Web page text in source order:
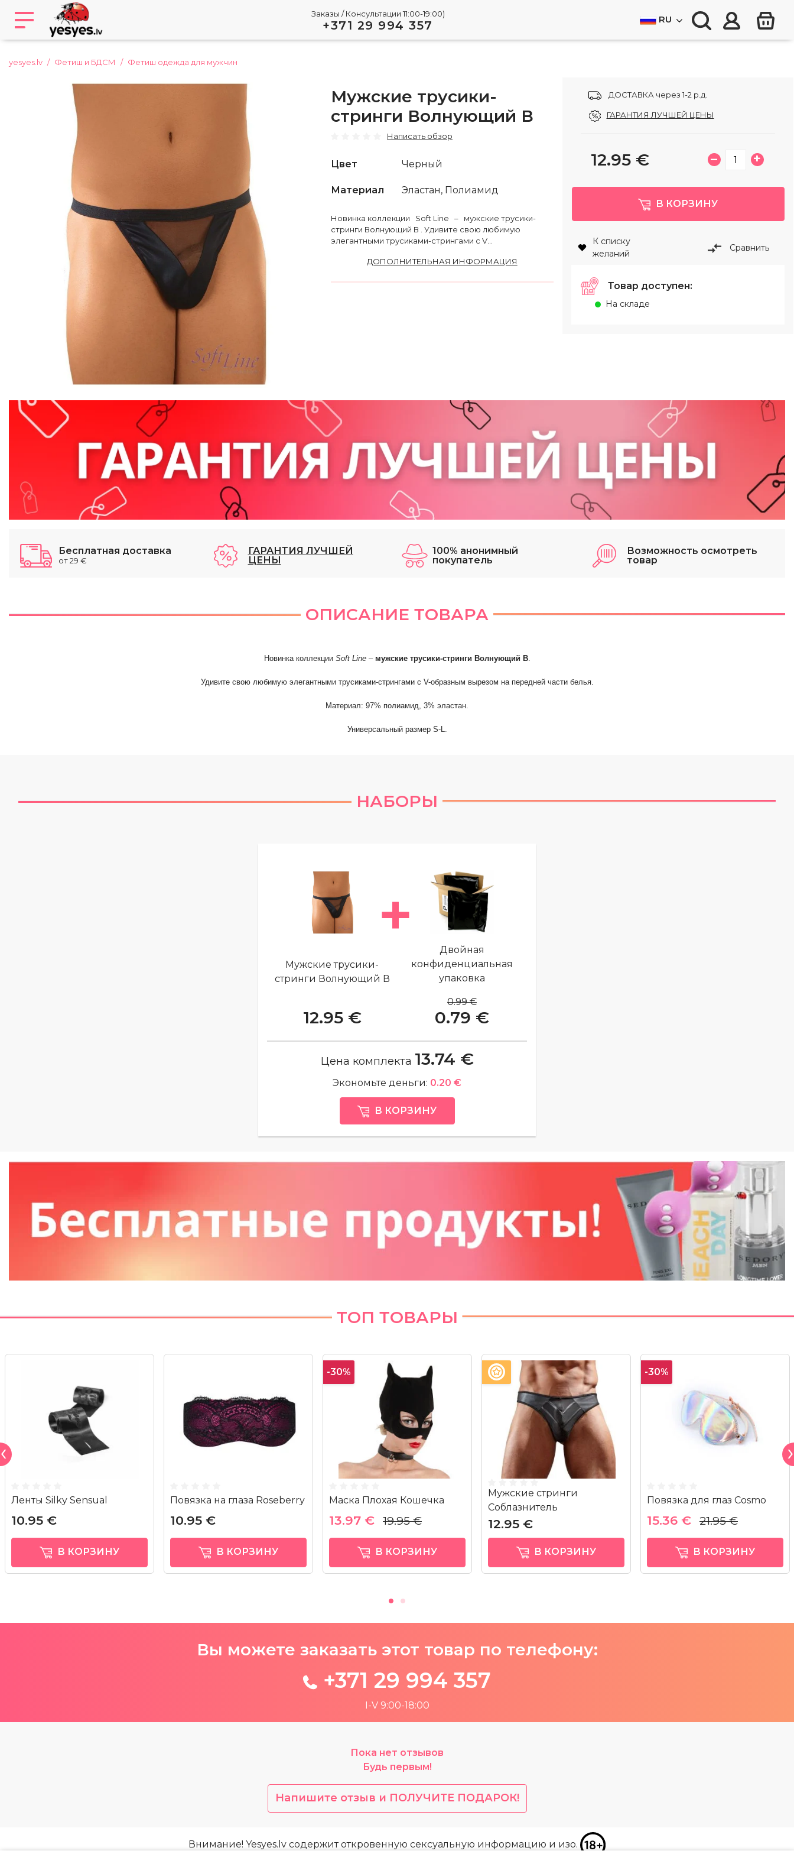
Заказы / Консультации 11:00-19:00)
+371 29 994 357 RU
yesyes.lv Фетиш и БДСМ Фетиш одежда для мужчин
Мужские трусики-
стринги Волнующий В
Написать обзор
ДОСТАВКА через 1-2 р.д.
ГАРАНТИЯ ЛУЧШЕЙ ЦЕНЫ
Цвет Черный
Материал Эластан, Полиамид
Новинка коллекции Soft Line – мужские трусики-
стринги Волнующий В . Удивите свою любимую
элегантными трусиками-стрингами с V...
ДОПОЛНИТЕЛЬНАЯ ИНФОРМАЦИЯ
12.95€ – +
В КОРЗИНУ
К списку
желаний
Сравнить
Товар доступен:
На складе
Бесплатная доставка
от 29 €
ГАРАНТИЯ ЛУЧШЕЙ
ЦЕНЫ
100% анонимный
покупатель
Возможность осмотреть
товар
ОПИСАНИЕ ТОВАРА
Новинка коллекции Soft Line – мужские трусики-стринги Волнующий В.
Удивите свою любимую элегантными трусиками-стрингами с V-образным вырезом на передней части белья.
Материал: 97% полиамид, 3% эластан.
Универсальный размер S-L.
НАБОРЫ
Мужские трусики-
стринги Волнующий В
12.95 €
Двойная
конфиденциальная
упаковка
0.99 €
0.79 €
Цена комплекта 13.74 €
Экономьте деньги: 0.20 €
В КОРЗИНУ
ТОП ТОВАРЫ
Ленты Silky Sensual
10.95 €
В КОРЗИНУ
Повязка на глаза Roseberry
10.95 €
В КОРЗИНУ
-30%
Маска Плохая Кошечка
13.97 € 19.95 €
В КОРЗИНУ
Мужские стринги
Соблазнитель
12.95 €
В КОРЗИНУ
-30%
Повязка для глаз Cosmo
15.36 € 21.95 €
В КОРЗИНУ
Вы можете заказать этот товар по телефону:
+371 29 994 357
I-V 9:00-18:00
Пока нет отзывов
Будь первым!
Напишите отзыв и ПОЛУЧИТЕ ПОДАРОК!
Внимание! Yesyes.lv содержит откровенную сексуальную информацию и изо.